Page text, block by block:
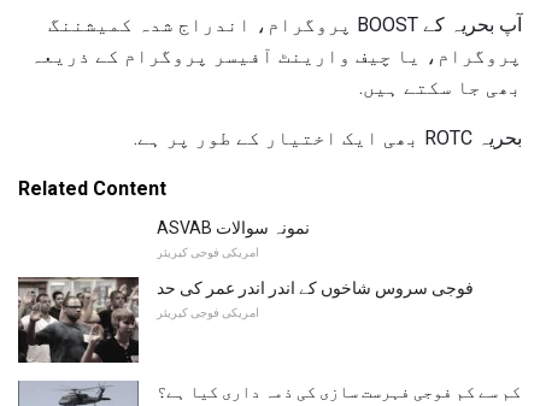
آپ بحریہ کے BOOST پروگرام، اندراج شدہ کمیشننگ
پروگرام، یا چیف وارینٹ آفیسر پروگرام کے ذریعہ
بھی جا سکتے ہیں.
بحریہ ROTC بھی ایک اختیار کے طور پر ہے.
Related Content
ASVAB نمونہ سوالات
امریکی فوجی کیریئر
فوجی سروس شاخوں کے اندر اندر عمر کی حد
امریکی فوجی کیریئر
کم سے کم فوجی فہرست سازی کی ذمہ داری کیا ہے؟